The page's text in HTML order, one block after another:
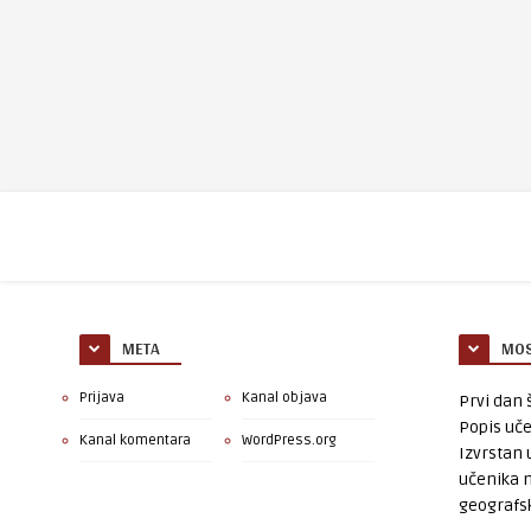
META
Prijava Kanal objava
Kanal komentara WordPress.org
Prvi dan
Popis
Izvrstan
učenika